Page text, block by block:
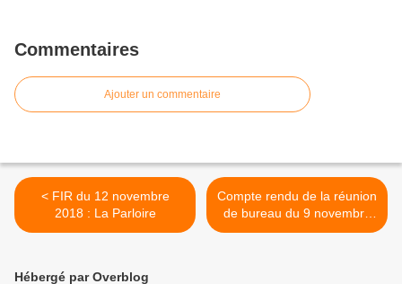
Commentaires
Ajouter un commentaire
< FIR du 12 novembre
2018 : La Parloire
Compte rendu de la réunion
de bureau du 9 novembre
2018 >
Hébergé par Overblog